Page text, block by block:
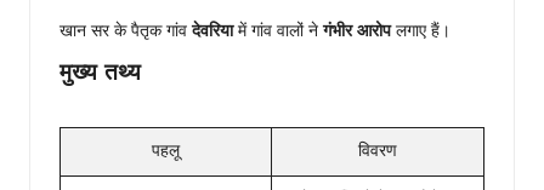
खान सर के पैतृक गांवदेवरियामें गांव वालों नेगंभीर आरोपलगाए हैं।
मुख्य तथ्य
पहलू विवरण